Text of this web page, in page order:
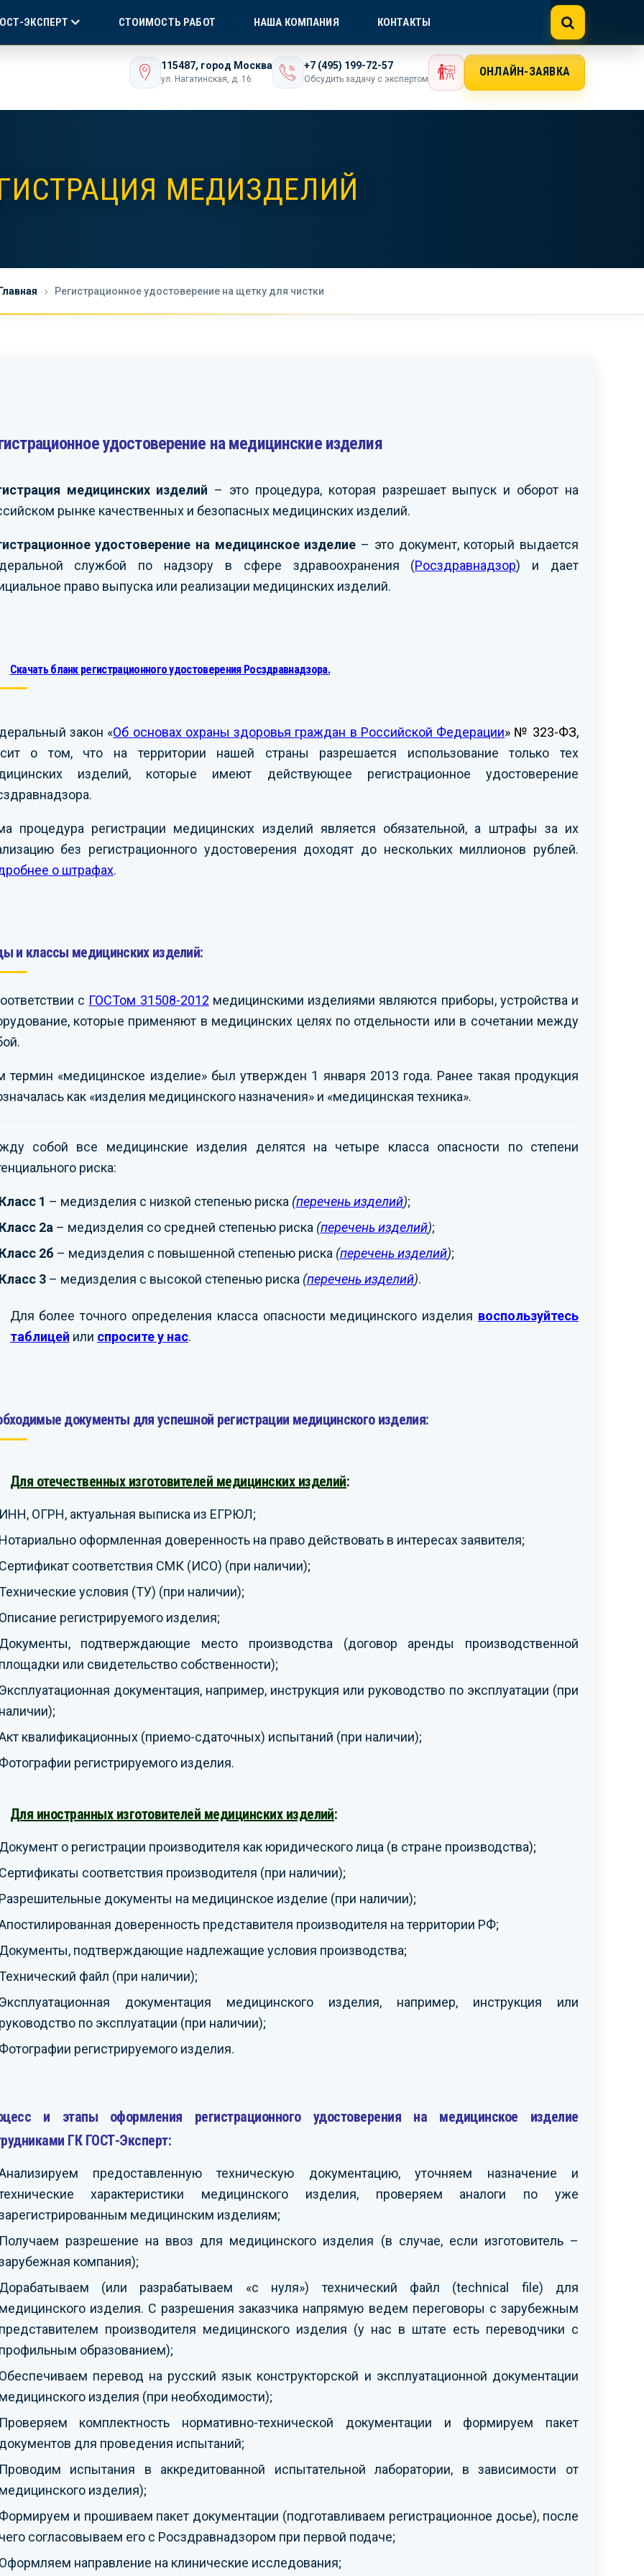
бизнеса
ONLINE@GOSTEXPERT.COM
115487, город Москва
ул. Нагатинская, д. 16
+7 (495) 199-72-57
Обсудить задачу с экспертом
ОНЛАЙН-ЗАЯВКА
ЭКСПЕРТ СТОИМОСТЬ РАБОТ НАША КОМПАНИЯ КОНТАКТЫ
МЕДИЗДЕЛИЙ
Регистрационное удостоверение на щетку для чистки
вас за
по сертификации
техрегламенов
союза.
на дальнейшее
-
Мы получили большое
удовольствие от совместной
рекомендовать вас как
надежного и
профессионального
сертификации и
АО ИК «ЗИОМАР»-
Считаем возможным
заинтересованным
компаниям. Рассчитываем
на дальнейшую
вами.
ПАО «МЕЧЕЛ»
Ершов С.Ф.
сертификации продукции,
провозимой на территорию
взаимовыгодное
сотрудничество.
удостоверение на медицинские изделия
медицинских изделий – это процедура, которая разрешает выпуск и оборот на
рынке качественных и безопасных медицинских изделий.
удостоверение на медицинское изделие – это документ, который выдается
службой по надзору в сфере здравоохранения (Росздравнадзор) и дает
право выпуска или реализации медицинских изделий.
Скачать бланк регистрационного удостоверения Росздравнадзора.
закон «Об основах охраны здоровья граждан в Российской Федерации» № 323-ФЗ,
о том, что на территории нашей страны разрешается использование только тех
изделий, которые имеют действующее регистрационное удостоверение
процедура регистрации медицинских изделий является обязательной, а штрафы за их
без регистрационного удостоверения доходят до нескольких миллионов рублей.
о штрафах.
и классы медицинских изделий:
с ГОСТом 31508-2012 медицинскими изделиями являются приборы, устройства и
которые применяют в медицинских целях по отдельности или в сочетании между
термин «медицинское изделие» был утвержден 1 января 2013 года. Ранее такая продукция
как «изделия медицинского назначения» и «медицинская техника».
собой все медицинские изделия делятся на четыре класса опасности по степени
риска:
1 – медизделия с низкой степенью риска (перечень изделий);
2а– медизделия со средней степенью риска (перечень изделий);
2б – медизделия с повышенной степенью риска (перечень изделий);
3– медизделия с высокой степенью риска (перечень изделий).
Для более точного определения класса опасности медицинского изделия воспользуйтесь
таблицей или спросите у нас.
документы для успешной регистрации медицинского изделия:
Для отечественных изготовителей медицинских изделий:
ОГРН, актуальная выписка из ЕГРЮЛ;
оформленная доверенность на право действовать в интересах заявителя;
соответствия СМК (ИСО) (при наличии);
условия (ТУ) (при наличии);
регистрируемого изделия;
подтверждающие место производства (договор аренды производственной
или свидетельство собственности);
документация, например, инструкция или руководство по эксплуатации (при
квалификационных (приемо-сдаточных) испытаний (при наличии);
регистрируемого изделия.
Для иностранных изготовителей медицинских изделий:
о регистрации производителя как юридического лица (в стране производства);
соответствия производителя (при наличии);
документы на медицинское изделие (при наличии);
доверенность представителя производителя на территории РФ;
подтверждающие надлежащие условия производства;
файл (при наличии);
документация медицинского изделия, например, инструкция или
по эксплуатации (при наличии);
регистрируемого изделия.
и этапы оформления регистрационного удостоверения на медицинское изделие
ГК ГОСТ-Эксперт:
предоставленную техническую документацию, уточняем назначение и
характеристики медицинского изделия, проверяем аналоги по уже
медицинским изделиям;
разрешение на ввоз для медицинского изделия (в случае, если изготовитель –
компания);
(или разрабатываем «с нуля») технический файл (technical file) для
изделия. С разрешения заказчика напрямую ведем переговоры с зарубежным
производителя медицинского изделия (у нас в штате есть переводчики с
образованием);
перевод на русский язык конструкторской и эксплуатационной документации
изделия (при необходимости);
комплектность нормативно-технической документации и формируем пакет
для проведения испытаний;
испытания в аккредитованной испытательной лаборатории, в зависимости от
изделия);
и прошиваем пакет документации (подготавливаем регистрационное досье), после
согласовываем его с Росздравнадзором при первой подаче;
направление на клинические исследования;